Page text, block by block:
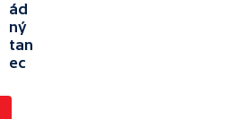
ád
ný
tan
ec